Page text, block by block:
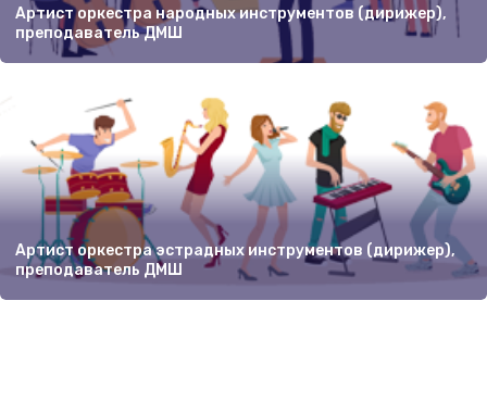
Артист оркестра народных инструментов (дирижер),
преподаватель ДМШ
Артист оркестра эстрадных инструментов (дирижер),
преподаватель ДМШ